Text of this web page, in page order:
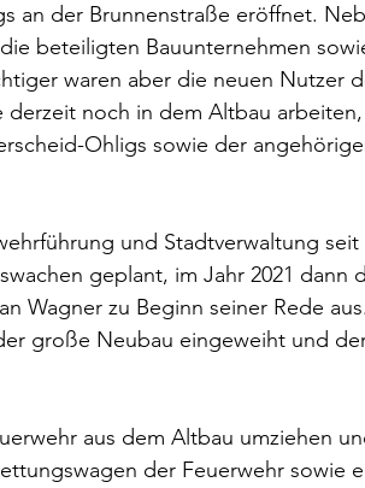
an der Brunnenstraße eröffnet.
beteiligten Bauunternehmen
waren aber die neuen Nutzer
derzeit noch in dem Altbau arbeiten,
Ohligs sowie der
und Stadtverwaltung seit
geplant, im Jahr 2021 dann
Wagner zu Beginn seiner Rede aus.
große Neubau eingeweiht und
aus dem Altbau umziehen
der Feuerwehr sowie